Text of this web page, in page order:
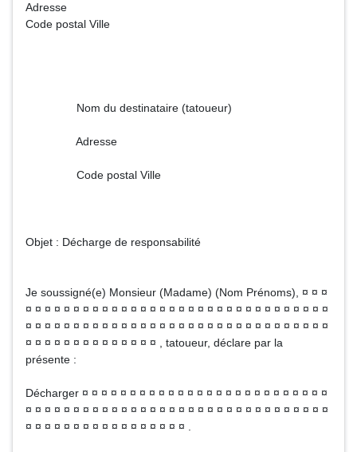
Adresse
Code postal Ville
Nom du destinataire (tatoueur)
Adresse
Code postal Ville
Objet : Décharge de responsabilité
Je soussigné(e) Monsieur (Madame) (Nom Prénoms), ¤ ¤ ¤
¤ ¤ ¤ ¤ ¤ ¤ ¤ ¤ ¤ ¤ ¤ ¤ ¤ ¤ ¤ ¤ ¤ ¤ ¤ ¤ ¤ ¤ ¤ ¤ ¤ ¤ ¤ ¤ ¤ ¤ ¤ ¤
¤ ¤ ¤ ¤ ¤ ¤ ¤ ¤ ¤ ¤ ¤ ¤ ¤ ¤ ¤ ¤ ¤ ¤ ¤ ¤ ¤ ¤ ¤ ¤ ¤ ¤ ¤ ¤ ¤ ¤ ¤ ¤
¤ ¤ ¤ ¤ ¤ ¤ ¤ ¤ ¤ ¤ ¤ ¤ ¤ ¤ , tatoueur, déclare par la
présente :
Décharger ¤ ¤ ¤ ¤ ¤ ¤ ¤ ¤ ¤ ¤ ¤ ¤ ¤ ¤ ¤ ¤ ¤ ¤ ¤ ¤ ¤ ¤ ¤ ¤ ¤ ¤
¤ ¤ ¤ ¤ ¤ ¤ ¤ ¤ ¤ ¤ ¤ ¤ ¤ ¤ ¤ ¤ ¤ ¤ ¤ ¤ ¤ ¤ ¤ ¤ ¤ ¤ ¤ ¤ ¤ ¤ ¤ ¤
¤ ¤ ¤ ¤ ¤ ¤ ¤ ¤ ¤ ¤ ¤ ¤ ¤ ¤ ¤ ¤ ¤ .